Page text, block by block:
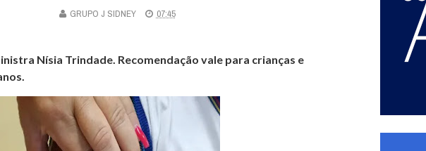
GRUPO J SIDNEY 07:45
Nísia Trindade. Recomendação vale para crianças e